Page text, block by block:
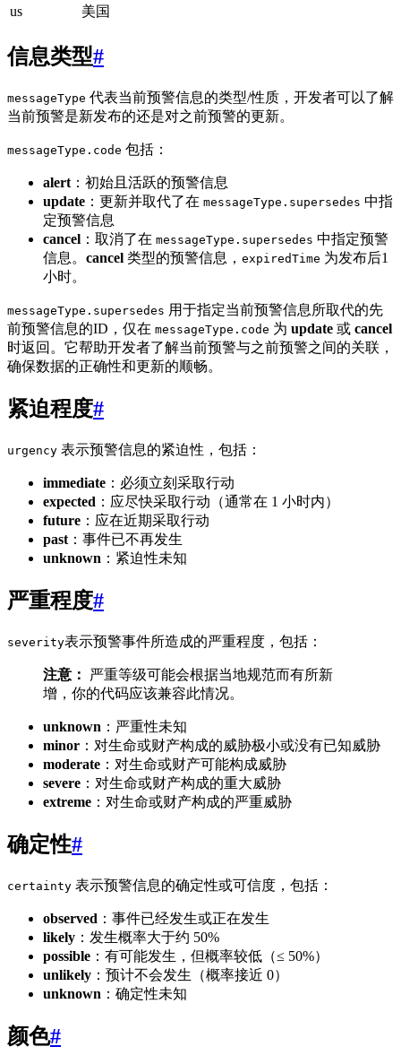
us 美国
信息类型#
messageType 代表当前预警信息的类型/性质，开发者可以了解
当前预警是新发布的还是对之前预警的更新。
messageType.code 包括：
alert ：初始且活跃的预警信息
update ：更新并取代了在 messageType.supersedes 中指
定预警信息
cancel ：取消了在 messageType.supersedes 中指定预警
信息。 cancel 类型的预警信息， expiredTime 为发布后1
小时。
messageType.supersedes 用于指定当前预警信息所取代的先
前预警信息的ID，仅在 messageType.code 为 update 或 cancel
时返回。它帮助开发者了解当前预警与之前预警之间的关联，
确保数据的正确性和更新的顺畅。
紧迫程度#
urgency 表示预警信息的紧迫性，包括：
immediate ：必须立刻采取行动
expected ：应尽快采取行动（通常在 1 小时内）
future ：应在近期采取行动
past ：事件已不再发生
unknown ：紧迫性未知
严重程度#
severity表示预警事件所造成的严重程度，包括：
注意：
严重等级可能会根据当地规范而有所新
增，你的代码应该兼容此情况。
unknown ：严重性未知
minor ：对生命或财产构成的威胁极小或没有已知威胁
moderate ：对生命或财产可能构成威胁
severe ：对生命或财产构成的重大威胁
extreme ：对生命或财产构成的严重威胁
确定性#
certainty 表示预警信息的确定性或可信度，包括：
observed ：事件已经发生或正在发生
likely ：发生概率大于约 50%
possible ：有可能发生，但概率较低（≤ 50%）
unlikely ：预计不会发生（概率接近 0）
unknown ：确定性未知
颜色#